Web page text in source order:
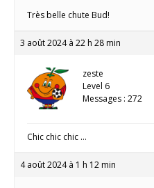
Très belle chute Bud!
3 août 2024 à 22 h 28 min
zeste
Level 6
Messages : 272
Chic chic chic …
4 août 2024 à 1 h 12 min